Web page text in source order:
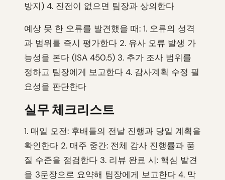
방지) 4. 진전이 없으면 팀장과 상의한다
예상 못 한 오류를 발견했을 때: 1. 오류의 성격
과 범위를 즉시 평가한다 2. 유사 오류 발생 가
능성을 본다 (ISA 450.5) 3. 추가 조사 범위를
정하고 팀장에게 보고한다 4. 감사계획 수정 필
요성을 판단한다
실무 체크리스트
1. 매일 오전: 후배들의 전날 진행과 당일 계획을
확인한다 2. 매주 중간: 전체 감사 진행률과 품
질 수준을 점검한다 3. 리뷰 완료 시: 핵심 발견
을 3문장으로 요약해 팀장에게 보고한다 4. 막